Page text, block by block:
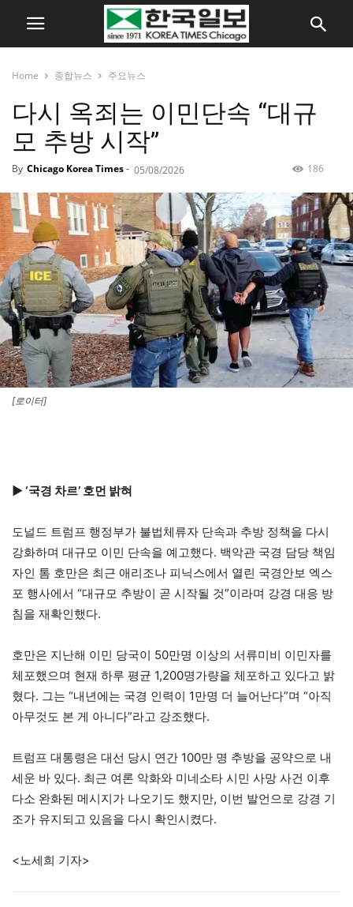
Home 종합뉴스 주요뉴스
다시 옥죄는 이민단속 “대규
모 추방 시작”
By Chicago Korea Times- 05/08/2026 186
[로이터]
▶ ‘국경 차르’ 호먼 밝혀
도널드 트럼프 행정부가 불법체류자 단속과 추방 정책을 다시
강화하며 대규모 이민 단속을 예고했다. 백악관 국경 담당 책임
자인 톰 호만은 최근 애리조나 피닉스에서 열린 국경안보 엑스
포 행사에서 “대규모 추방이 곧 시작될 것”이라며 강경 대응 방
침을 재확인했다.
호만은 지난해 이민 당국이 50만명 이상의 서류미비 이민자를
체포했으며 현재 하루 평균 1,200명가량을 체포하고 있다고 밝
혔다. 그는 “내년에는 국경 인력이 1만명 더 늘어난다”며 “아직
아무것도 본 게 아니다”라고 강조했다.
트럼프 대통령은 대선 당시 연간 100만 명 추방을 공약으로 내
세운 바 있다. 최근 여론 악화와 미네소타 시민 사망 사건 이후
다소 완화된 메시지가 나오기도 했지만, 이번 발언으로 강경 기
조가 유지되고 있음을 다시 확인시켰다.
<노세희 기자>